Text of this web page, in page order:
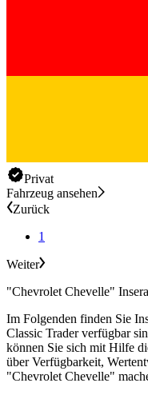
Privat
Fahrzeug ansehen
Zurück
1
Weiter
"Chevrolet Chevelle"
Im Folgenden finden Sie
Classic Trader verfügbar
können Sie sich mit Hilfe
über Verfügbarkeit,
"Chevrolet Chevelle"